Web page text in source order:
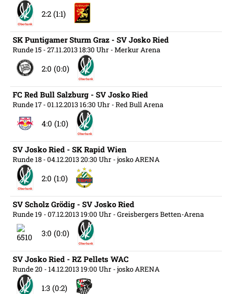
2:2 (1:1)
SK Puntigamer Sturm Graz - SV Josko Ried
Runde 15 - 27.11.2013 18:30 Uhr - Merkur Arena
2:0 (0:0)
FC Red Bull Salzburg - SV Josko Ried
Runde 17 - 01.12.2013 16:30 Uhr - Red Bull Arena
4:0 (1:0)
SV Josko Ried - SK Rapid Wien
Runde 18 - 04.12.2013 20:30 Uhr - josko ARENA
2:0 (1:0)
SV Scholz Grödig - SV Josko Ried
Runde 19 - 07.12.2013 19:00 Uhr - Greisbergers Betten-Arena
3:0 (0:0)
SV Josko Ried - RZ Pellets WAC
Runde 20 - 14.12.2013 19:00 Uhr - josko ARENA
1:3 (0:2)